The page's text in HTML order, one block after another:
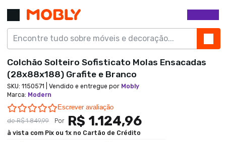
Colchão Solteiro Sofisticato Molas Ensacadas
(28x88x188) Grafite e Branco
SKU: 1150571 | Vendido e entregue por Mobly
Marca: Modern
0.0 star rating
Escrever avaliação
deR$ 1.849,99 Por R$ 1.124,96
à vista com Pix ou 1x no Cartão de Crédito